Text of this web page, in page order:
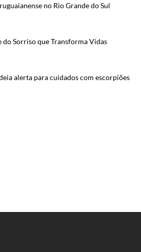
no Rio Grande do Sul
do Sorriso que Transforma Vidas
alerta para cuidados com escorpiões